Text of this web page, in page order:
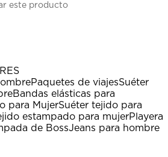
este producto
Paquetes de viajesSuéter
Bandas elásticas para
para MujerSuéter tejido para
estampado para mujerPlayera
de BossJeans para hombre